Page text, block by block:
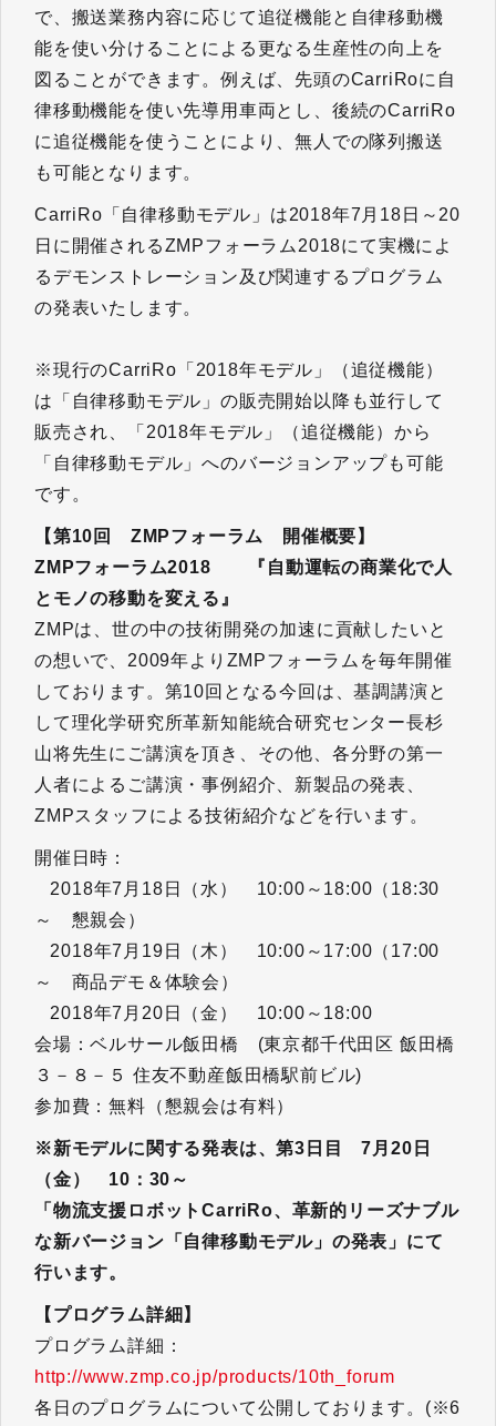
で、搬送業務内容に応じて追従機能と自律移動機
能を使い分けることによる更なる生産性の向上を
図ることができます。例えば、先頭のCarriRoに自
律移動機能を使い先導用車両とし、後続のCarriRo
に追従機能を使うことにより、無人での隊列搬送
も可能となります。
CarriRo「自律移動モデル」は2018年7月18日～20
日に開催されるZMPフォーラム2018にて実機によ
るデモンストレーション及び関連するプログラム
の発表いたします。
※現行のCarriRo「2018年モデル」（追従機能）
は「自律移動モデル」の販売開始以降も並行して
販売され、「2018年モデル」（追従機能）から
「自律移動モデル」へのバージョンアップも可能
です。
【第10回 ZMPフォーラム 開催概要】
ZMPフォーラム2018 『自動運転の商業化で人
とモノの移動を変える』
ZMPは、世の中の技術開発の加速に貢献したいと
の想いで、2009年よりZMPフォーラムを毎年開催
しております。第10回となる今回は、基調講演と
して理化学研究所革新知能統合研究センター長杉
山将先生にご講演を頂き、その他、各分野の第一
人者によるご講演・事例紹介、新製品の発表、
ZMPスタッフによる技術紹介などを行います。
開催日時：
2018年7月18日（水） 10:00～18:00（18:30
～ 懇親会）
2018年7月19日（木） 10:00～17:00（17:00
～ 商品デモ＆体験会）
2018年7月20日（金） 10:00～18:00
会場：ベルサール飯田橋 (東京都千代田区 飯田橋
３－８－５ 住友不動産飯田橋駅前ビル)
参加費：無料（懇親会は有料）
※新モデルに関する発表は、第3日目 7月20日
（金） 10：30～
「物流支援ロボットCarriRo、革新的リーズナブル
な新バージョン「自律移動モデル」の発表」にて
行います。
【プログラム詳細】
プログラム詳細：
http://www.zmp.co.jp/products/10th_forum
各日のプログラムについて公開しております。(※6